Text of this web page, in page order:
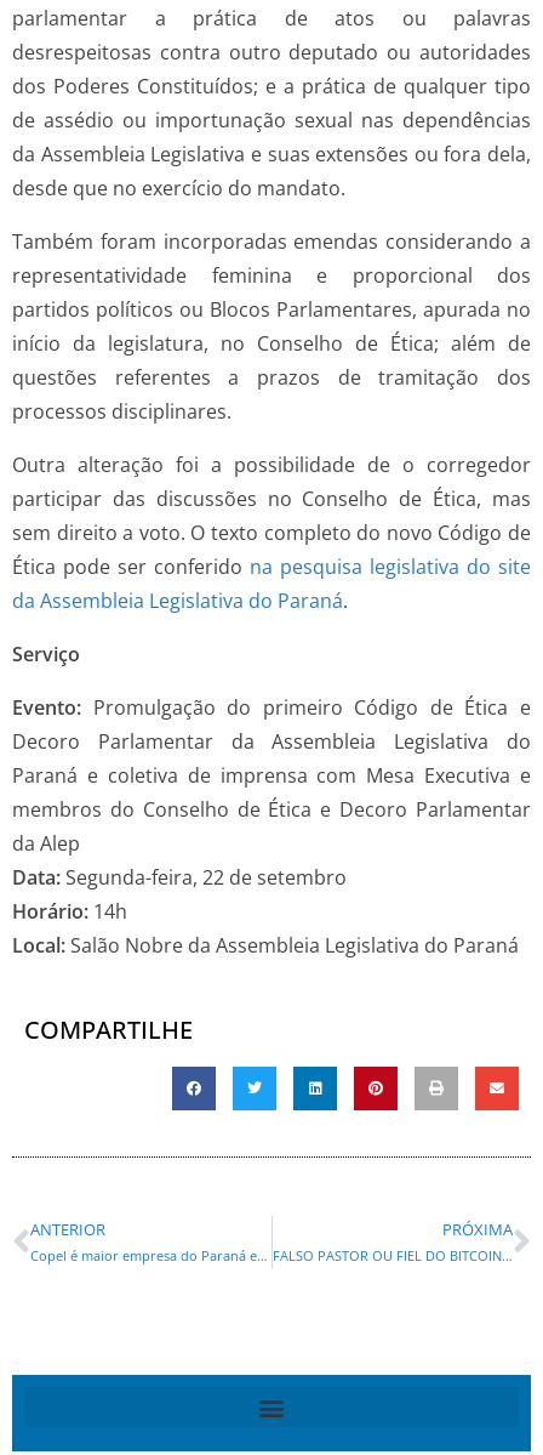
parlamentar a prática de atos ou palavras
desrespeitosas contra outro deputado ou autoridades
dos Poderes Constituídos; e a prática de qualquer tipo
de assédio ou importunação sexual nas dependências
da Assembleia Legislativa e suas extensões ou fora dela,
desde que no exercício do mandato.
Também foram incorporadas emendas considerando a
representatividade feminina e proporcional dos
partidos políticos ou Blocos Parlamentares, apurada no
início da legislatura, no Conselho de Ética; além de
questões referentes a prazos de tramitação dos
processos disciplinares.
Outra alteração foi a possibilidade de o corregedor
participar das discussões no Conselho de Ética, mas
sem direito a voto. O texto completo do novo Código de
Ética pode ser conferido na pesquisa legislativa do site
da Assembleia Legislativa do Paraná.
Serviço
Evento: Promulgação do primeiro Código de Ética e
Decoro Parlamentar da Assembleia Legislativa do
Paraná e coletiva de imprensa com Mesa Executiva e
membros do Conselho de Ética e Decoro Parlamentar
da Alep
Data:Segunda-feira, 22 de setembro
Horário: 14h
Local:Salão Nobre da Assembleia Legislativa do Paraná
COMPARTILHE
ANTERIOR
Copel é maior empresa do Paraná e a 5ª maior do Sul no ranking das 500 maiores da região
PRÓXIMA
FALSO PASTOR OU FIEL DO BITCOIN: ATÉ QUANDO O PASTOR MALAFAIA VAI FALAR PELA DIREITA?